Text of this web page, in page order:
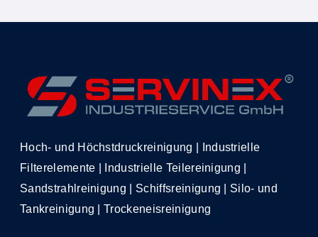
Hoch- und Höchstdruckreinigung | Industrielle
Filterelemente | Industrielle Teilereinigung |
Sandstrahlreinigung | Schiffsreinigung | Silo- und
Tankreinigung | Trockeneisreinigung